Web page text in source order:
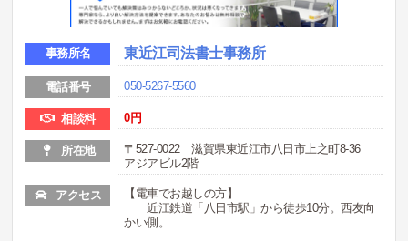
事務所名 東近江司法書士事務所
電話番号 050-5267-5560
相談料 0円
所在地
〒527-0022 滋賀県東近江市八日市上之町8-36
アジアビル2階
アクセス
【電車でお越しの方】
近江鉄道「八日市駅」から徒歩10分。西友向
かい側。